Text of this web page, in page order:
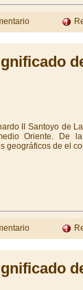
II Santoyo de
Oriente. De
geográficos de el